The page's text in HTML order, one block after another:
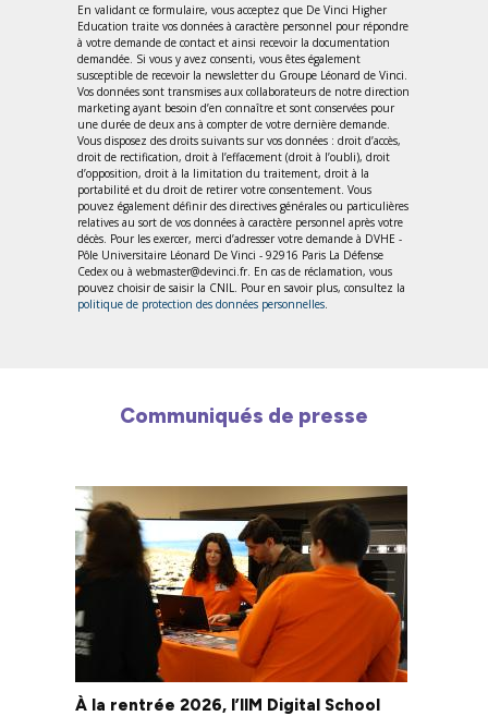
En validant ce formulaire, vous acceptez que De Vinci Higher
Education traite vos données à caractère personnel pour répondre
à votre demande de contact et ainsi recevoir la documentation
demandée. Si vous y avez consenti, vous êtes également
susceptible de recevoir la newsletter du Groupe Léonard de Vinci.
Vos données sont transmises aux collaborateurs de notre direction
marketing ayant besoin d’en connaître et sont conservées pour
une durée de deux ans à compter de votre dernière demande.
Vous disposez des droits suivants sur vos données : droit d’accès,
droit de rectification, droit à l’effacement (droit à l’oubli), droit
d’opposition, droit à la limitation du traitement, droit à la
portabilité et du droit de retirer votre consentement. Vous
pouvez également définir des directives générales ou particulières
relatives au sort de vos données à caractère personnel après votre
décès. Pour les exercer, merci d’adresser votre demande à DVHE -
Pôle Universitaire Léonard De Vinci - 92916 Paris La Défense
Cedex ou à webmaster@devinci.fr. En cas de réclamation, vous
pouvez choisir de saisir la CNIL. Pour en savoir plus, consultez la
politique de protection des données personnelles
Communiqués de presse
À la rentrée 2026, l’IIM Digital School